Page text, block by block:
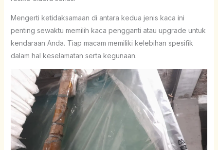
Mengerti ketidaksamaan di antara kedua jenis kaca ini
penting sewaktu memilih kaca pengganti atau upgrade untuk
kendaraan Anda. Tiap macam memiliki kelebihan spesifik
dalam hal keselamatan serta kegunaan.